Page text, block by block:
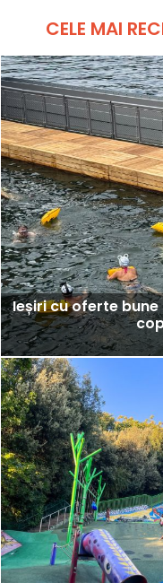
CELE MAI
Ieșiri cu oferte